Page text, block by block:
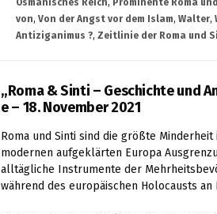
Osmanisches Reich, Prominente Roma
von, Von der Angst vor dem Islam, Walter,
Antiziganimus ?, Zeitlinie der Roma und
„Roma & Sinti – Geschichte und
e – 18. November 2021
Roma und Sinti sind die größte
modernen aufgeklärten Europa
alltägliche Instrumente der
während des europäischen Holocausts